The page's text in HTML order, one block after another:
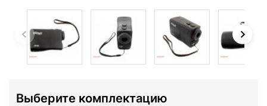
Выберите комплектацию